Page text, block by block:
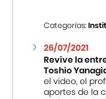
Categorías:
26/07/2021
Revive la
Toshio
el video, el
aportes de la